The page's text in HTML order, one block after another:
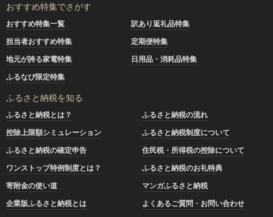
おすすめ特集でさがす
おすすめ特集一覧
訳あり返礼品特集
担当者おすすめ特集
定期便特集
地元が誇る家電特集
日用品・消耗品特集
ふるなび限定特集
ふるさと納税を知る
ふるさと納税とは？
ふるさと納税の流れ
控除上限額シミュレーション
ふるさと納税制度について
ふるさと納税の確定申告
住民税・所得税の控除について
ワンストップ特例制度とは？
ふるさと納税のお礼特典
寄附金の使い道
マンガふるさと納税
企業版ふるさと納税とは
よくあるご質問・お問い合わせ